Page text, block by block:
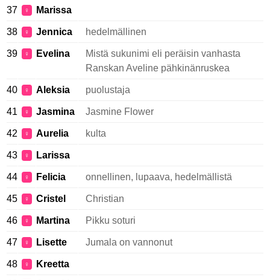
37 ♀ Marissa
38 ♀ Jennica hedelmällinen
39 ♀ Evelina
Mistä sukunimi eli peräisin vanhasta
Ranskan Aveline pähkinänruskea
40 ♀ Aleksia puolustaja
41 ♀ Jasmina Jasmine Flower
42 ♀ Aurelia kulta
43 ♀ Larissa
44 ♀ Felicia onnellinen, lupaava, hedelmällistä
45 ♀ Cristel Christian
46 ♀ Martina Pikku soturi
47 ♀ Lisette Jumala on vannonut
48 ♀ Kreetta